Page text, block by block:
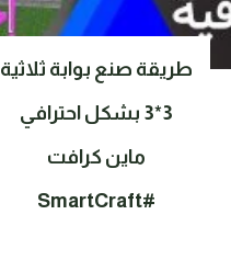
طريقة صنع بوابة ثلاثية
3*3 بشكل احترافي
ماين كرافت
#SmartCraft